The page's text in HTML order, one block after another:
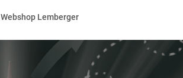
Webshop Lemberger